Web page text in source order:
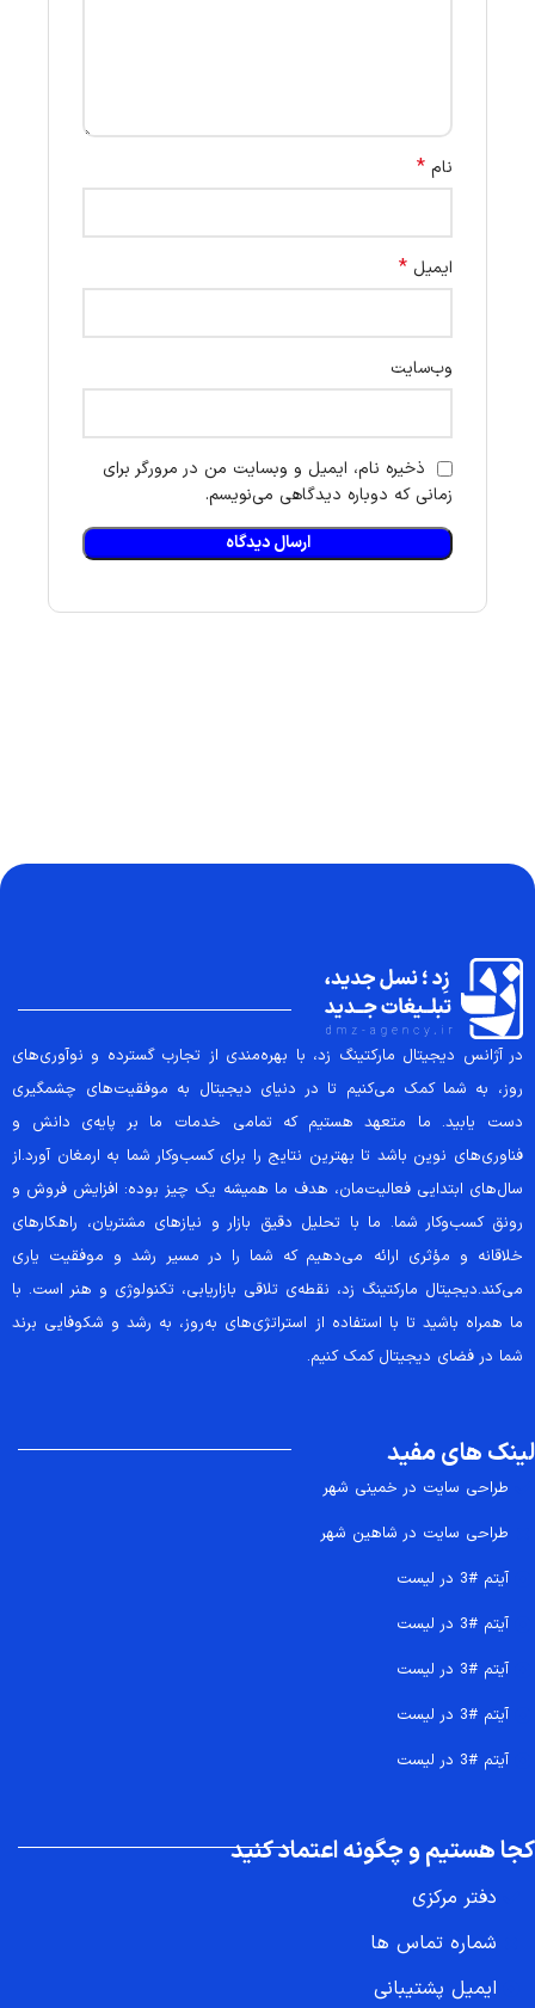
نام *
ایمیل *
وب‌سایت
ذخیره نام، ایمیل و وبسایت من در مرورگر برای
زمانی که دوباره دیدگاهی می‌نویسم.
در آژانس دیجیتال مارکتینگ زد، با بهره‌مندی از تجارب گسترده و نوآوری‌های
روز، به شما کمک می‌کنیم تا در دنیای دیجیتال به موفقیت‌های چشمگیری
دست یابید. ما متعهد هستیم که تمامی خدمات ما بر پایه‌ی دانش و
فناوری‌های نوین باشد تا بهترین نتایج را برای کسب‌وکار شما به ارمغان آورد.از
سال‌های ابتدایی فعالیت‌مان، هدف ما همیشه یک چیز بوده: افزایش فروش و
رونق کسب‌وکار شما. ما با تحلیل دقیق بازار و نیازهای مشتریان، راهکارهای
خلاقانه و مؤثری ارائه می‌دهیم که شما را در مسیر رشد و موفقیت یاری
می‌کند.دیجیتال مارکتینگ زد، نقطه‌ی تلاقی بازاریابی، تکنولوژی و هنر است. با
ما همراه باشید تا با استفاده از استراتژی‌های به‌روز، به رشد و شکوفایی برند
شما در فضای دیجیتال کمک کنیم.
لینک های مفید
طراحی سایت در خمینی شهر
طراحی سایت در شاهین شهر
آیتم #3 در لیست
آیتم #3 در لیست
آیتم #3 در لیست
آیتم #3 در لیست
آیتم #3 در لیست
کجا هستیم و چگونه اعتماد کنید
دفتر مرکزی
شماره تماس ها
ایمیل پشتیبانی